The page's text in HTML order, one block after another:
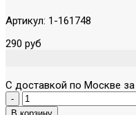
Артикул: 1-161748
290 руб
С доставкой по Москве за